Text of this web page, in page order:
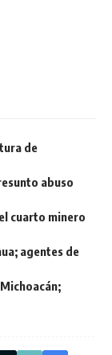
de
abuso
cuarto minero
agentes de